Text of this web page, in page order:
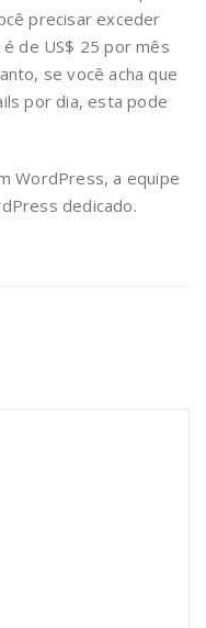
precisar exceder
de US$ 25 por mês
se você acha que
por dia, esta pode
WordPress, a equipe
dedicado.